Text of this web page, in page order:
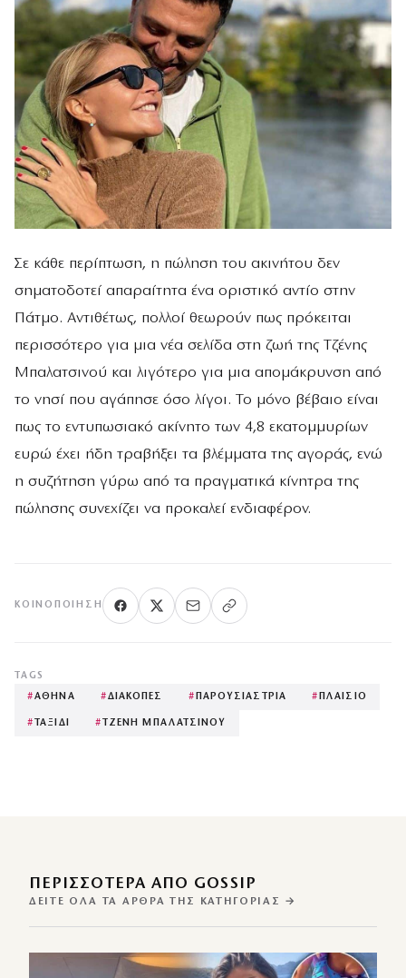
Σε κάθε περίπτωση, η πώληση του ακινήτου δεν
σηματοδοτεί απαραίτητα ένα οριστικό αντίο στην
Πάτμο. Αντιθέτως, πολλοί θεωρούν πως πρόκειται
περισσότερο για μια νέα σελίδα στη ζωή της Τζένης
Μπαλατσινού και λιγότερο για μια απομάκρυνση από
το νησί που αγάπησε όσο λίγοι. Το μόνο βέβαιο είναι
πως το εντυπωσιακό ακίνητο των 4,8 εκατομμυρίων
ευρώ έχει ήδη τραβήξει τα βλέμματα της αγοράς, ενώ
η συζήτηση γύρω από τα πραγματικά κίνητρα της
πώλησης συνεχίζει να προκαλεί ενδιαφέρον.
ΚΟΙΝΟΠΟΊΗΣΗ
TAGS
#ΑΘΗΝΑ #ΔΙΑΚΟΠΕΣ # ΠΑΡΟΥΣΙΑΣΤΡΙΑ # ΠΛΑΙΣΙΟ
# ΤΑΞΙΔΙ # ΤΖΕΝΗ ΜΠΑΛΑΤΣΙΝΟΥ
ΠΕΡΙΣΣΌΤΕΡΑ ΑΠΌ GOSSIP
ΔΕΊΤΕ ΌΛΑ ΤΑ ΆΡΘΡΑ ΤΗΣ ΚΑΤΗΓΟΡΊΑΣ →